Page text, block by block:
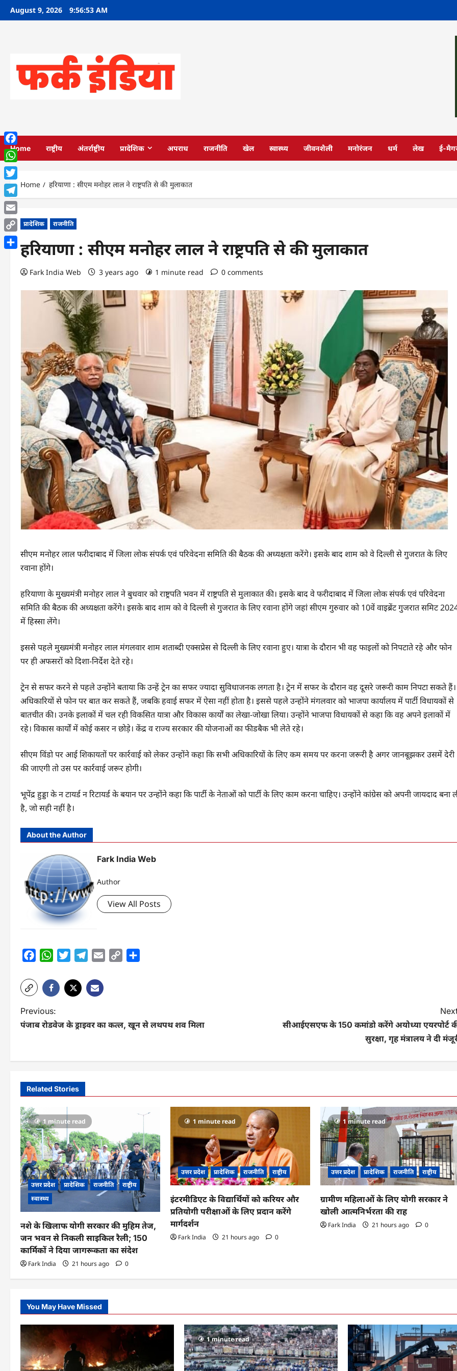
SkipAugust 9, 2026 9:56:54 AM
Home राष्ट्रीय अंतर्राष्ट्रीय प्रादेशिक अपराध राजनीति खेल स्वास्थ्य जीवनशैली मनोरंजन धर्म लेख ई-
Home हरियाणा : सीएम मनोहर लाल ने राष्ट्रपति से की मुलाकात
प्रादेशिक राजनीति
हरियाणा : सीएम मनोहर लाल ने राष्ट्रपति से की मुलाकात
Fark India Web 3 years ago 1 minute read 0 comments
सीएम मनोहर लाल फरीदाबाद में जिला लोक संपर्क एवं परिवेदना समिति की बैठक की अध्यक्षता करेंगे। इसके बाद शाम को वे दिल्ली से गुजरात के लिए
रवाना होंगे।
हरियाणा के मुख्यमंत्री मनोहर लाल ने बुधवार को राष्ट्रपति भवन में राष्ट्रपति से मुलाकात की। इसके बाद वे फरीदाबाद में जिला लोक संपर्क एवं परिवेदना
समिति की बैठक की अध्यक्षता करेंगे। इसके बाद शाम को वे दिल्ली से गुजरात के लिए रवाना होंगे जहां सीएम गुरुवार को 10वें वाइब्रेंट गुजरात समिट
में हिस्सा लेंगे।
इससे पहले मुख्यमंत्री मनोहर लाल मंगलवार शाम शताब्दी एक्सप्रेस से दिल्ली के लिए रवाना हुए। यात्रा के दौरान भी वह फाइलों को निपटाते रहे और फोन
पर ही अफसरों को दिशा-निर्देश देते रहे।
ट्रेन से सफर करने से पहले उन्होंने बताया कि उन्हें ट्रेन का सफर ज्यादा सुविधाजनक लगता है। ट्रेन में सफर के दौरान वह दूसरे जरूरी काम निपटा सकते हैं।
अधिकारियों से फोन पर बात कर सकते हैं, जबकि हवाई सफर में ऐसा नहीं होता है। इससे पहले उन्होंने मंगलवार को भाजपा कार्यालय में पार्टी विधायकों से
बातचीत की। उनके इलाकों में चल रही विकसित यात्रा और विकास कार्यों का लेखा-जोखा लिया। उन्होंने भाजपा विधायकों से कहा कि वह अपने इलाकों में
रहे। विकास कार्यों में कोई कसर न छोड़े। केंद्र व राज्य सरकार की योजनाओं का फीडबैक भी लेते रहे।
सीएम विंडो पर आई शिकायतों पर कार्रवाई को लेकर उन्होंने कहा कि सभी अधिकारियों के लिए कम समय पर करना जरूरी है अगर जानबूझकर उसमें देरी
की जाएगी तो उस पर कार्रवाई जरूर होगी।
भूपेंद्र हुड्डा के न टायर्ड न रिटायर्ड के बयान पर उन्होंने कहा कि पार्टी के नेताओं को पार्टी के लिए काम करना चाहिए। उन्होंने कांग्रेस को अपनी जायदाद बना
है, जो सही नहीं है।
About the Author
Fark India Web
Author
View All Posts
FacebookWhatsAppTwitterTelegram
Email
Copy
P
o
n
a
v
i
g
a
i
o
n
Previous:
पंजाब रोडवेज के ड्राइवर का कत्ल, खून से लथपथ शव मिला
सीआईएसएफ के 150 कमांडो करेंगे अयोध्या एयरपोर्ट
सुरक्षा, गृह मंत्रालय ने दी
Related Stories
1 minute read
उत्तर प्रदेश प्रादेशिक राजनीति
राष्ट्रीय
स्वास्थ्य
नशे के खिलाफ योगी सरकार की मुहिम तेज,
जन भवन से निकली साइकिल रैली; 150
कार्मिकों ने दिया जागरूकता का संदेश
Fark India 21 hours ago 0
1 minute read
उत्तर प्रदेश प्रादेशिक राजनीति राष्ट्रीय
इंटरमीडिएट के विद्यार्थियों को करियर और
प्रतियोगी परीक्षाओं के लिए प्रदान करेंगे
मार्गदर्शन
Fark India 21 hours ago 0
1 minute read
उत्तर प्रदेश प्रादेशिक राजनीति राष्ट्रीय
ग्रामीण महिलाओं के लिए योगी सरकार ने
खोली आत्मनिर्भरता की राह
Fark India 21 hours ago 0
You May Have Missed
1 minute read
Facebook
WhatsApp
Twitter
Telegram
Email
Copy
Link
Share